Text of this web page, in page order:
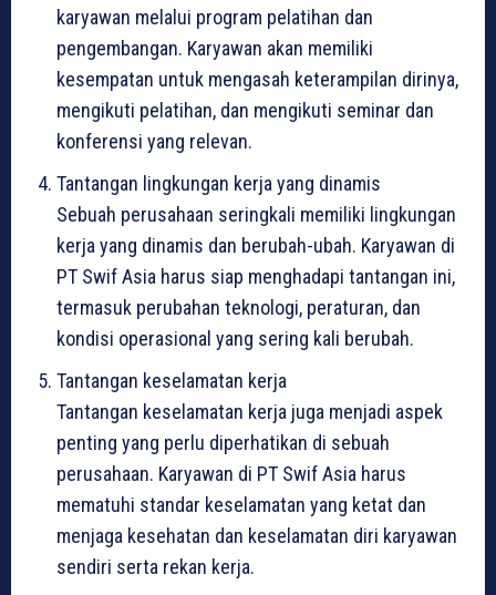
karyawan melalui program pelatihan dan
pengembangan. Karyawan akan memiliki
kesempatan untuk mengasah keterampilan dirinya,
mengikuti pelatihan, dan mengikuti seminar dan
konferensi yang relevan.
Tantangan lingkungan kerja yang dinamis
Sebuah perusahaan seringkali memiliki lingkungan
kerja yang dinamis dan berubah-ubah. Karyawan di
PT Swif Asia harus siap menghadapi tantangan ini,
termasuk perubahan teknologi, peraturan, dan
kondisi operasional yang sering kali berubah.
Tantangan keselamatan kerja
Tantangan keselamatan kerja juga menjadi aspek
penting yang perlu diperhatikan di sebuah
perusahaan. Karyawan di PT Swif Asia harus
mematuhi standar keselamatan yang ketat dan
menjaga kesehatan dan keselamatan diri karyawan
sendiri serta rekan kerja.